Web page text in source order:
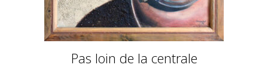
Pas loin de la centrale